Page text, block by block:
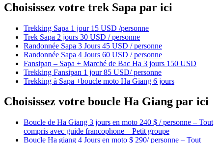
Choisissez votre trek Sapa par ici
Trekking Sapa 1 jour 15 USD /personne
Trek Sapa 2 jours 30 USD / personne
Randonnée Sapa 3 Jours 45 USD / personne
Randonnée Sapa 4 Jours 60 USD / personne
Fansipan – Sapa + Marché de Bac Ha 3 jours 150 USD
Trekking Fansipan 1 jour 85 USD/ personne
Trekking à Sapa +boucle moto Ha Giang 6 jours
Choisissez votre boucle Ha Giang par ici
Boucle de Ha Giang 3 jours en moto 240 $ / personne – Tout
compris avec guide francophone – Petit groupe
Boucle Ha giang 4 Jours en moto $ 290/ personne – Tout